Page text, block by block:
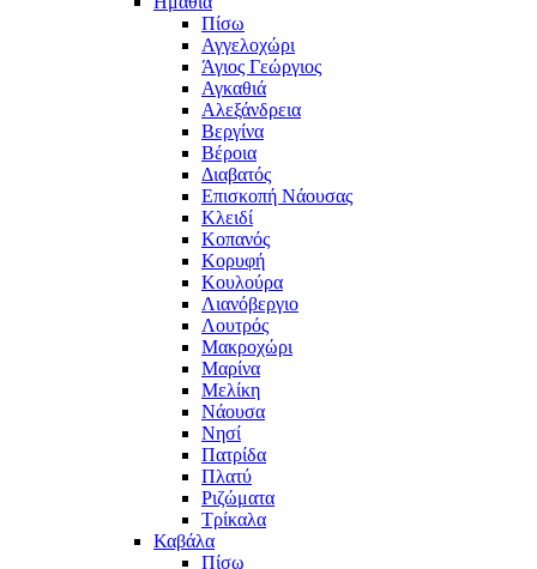
Πίσω
Αγγελοχώρι
Άγιος Γεώργιος
Αγκαθιά
Αλεξάνδρεια
Βεργίνα
Βέροια
Διαβατός
Επισκοπή Νάουσας
Κλειδί
Κοπανός
Κορυφή
Κουλούρα
Λιανόβεργιο
Λουτρός
Μακροχώρι
Μαρίνα
Μελίκη
Νάουσα
Νησί
Πατρίδα
Πλατύ
Ριζώματα
Τρίκαλα
Καβάλα
Πίσω